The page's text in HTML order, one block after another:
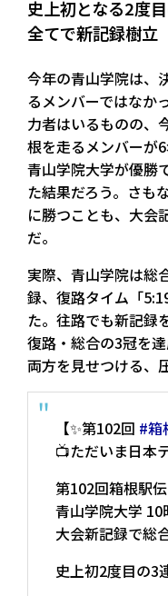
史上初となる2度
全てで新記録樹立
今年の青山学院は、
るメンバーではなか
力者はいるものの、
根を走るメンバーが
青山学院大学が優勝
た結果だろう。さも
に勝つことも、大会
だ。
実際、青山学院は総
録、復路タイム「
た。往路でも新記録
復路・総合の3冠を
両方を見せつける、
【✨第102回 #箱
📺ただいま日本
第102回箱根駅
青山学院大学
大会新記録で総
史上初2度目の3